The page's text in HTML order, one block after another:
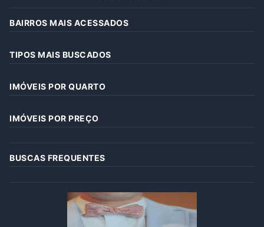
BAIRROS MAIS ACESSADOS
TIPOS MAIS BUSCADOS
IMÓVEIS POR QUARTO
IMÓVEIS POR PREÇO
BUSCAS FREQUENTES